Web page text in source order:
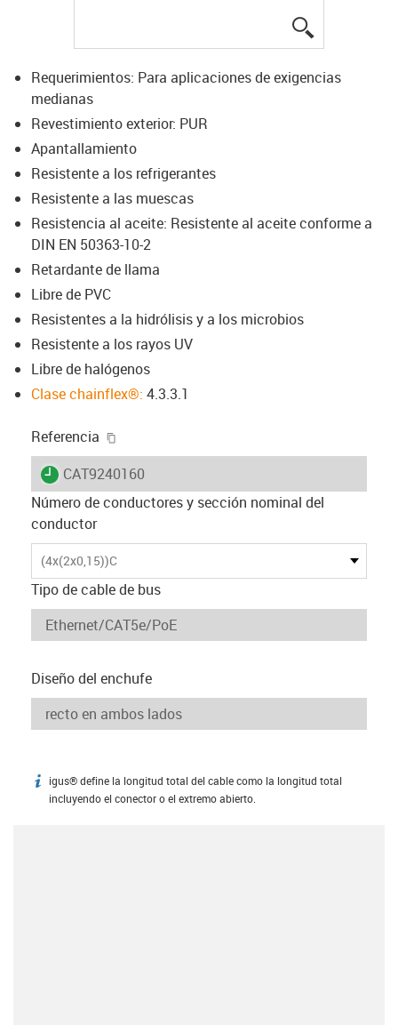
Requerimientos: Para aplicaciones de exigencias
medianas
Revestimiento exterior: PUR
Apantallamiento
Resistente a los refrigerantes
Resistente a las muescas
Resistencia al aceite: Resistente al aceite conforme a
DIN EN 50363-10-2
Retardante de llama
Libre de PVC
Resistentes a la hidrólisis y a los microbios
Resistente a los rayos UV
Libre de halógenos
Clase chainflex®: 4.3.3.1
Referencia
igus-icon-lieferzeit
CAT9240160
Número de conductores y sección nominal del
conductor
(4x(2x0,15))C
Tipo de cable de bus
Diseño del enchufe
igus-icon-info
igus® define la longitud total del cable como la longitud total
incluyendo el conector o el extremo abierto.